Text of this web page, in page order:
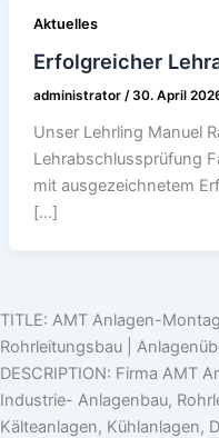
Aktuelles
Erfolgreicher
administrator /30. April
Unser Lehrling Manuel
Lehrabschlussprüfung
mit ausgezeichnetem
[…]
TITLE: AMT Anlagen-
Rohrleitungsbau |
DESCRIPTION: Firma AMT
Industrie- Anlagenbau,
Kälteanlagen, Kühlanlagen,